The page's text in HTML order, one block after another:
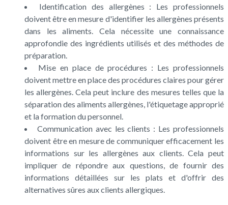
Identification des allergènes : Les professionnels
doivent être en mesure d'identifier les allergènes présents
dans les aliments. Cela nécessite une connaissance
approfondie des ingrédients utilisés et des méthodes de
préparation.
Mise en place de procédures : Les professionnels
doivent mettre en place des procédures claires pour gérer
les allergènes. Cela peut inclure des mesures telles que la
séparation des aliments allergènes, l'étiquetage approprié
et la formation du personnel.
Communication avec les clients : Les professionnels
doivent être en mesure de communiquer efficacement les
informations sur les allergènes aux clients. Cela peut
impliquer de répondre aux questions, de fournir des
informations détaillées sur les plats et d'offrir des
alternatives sûres aux clients allergiques.